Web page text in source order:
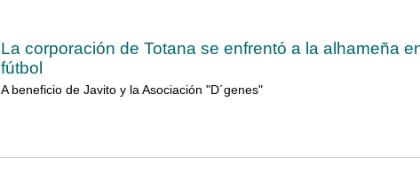
La corporación de Totana se enfrentó a la alhameña
fútbol
A beneficio de Javito y la Asociación "D´genes"